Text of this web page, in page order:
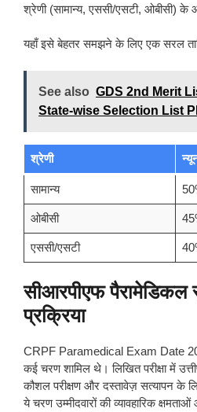
श्रेणी (सामान्य, एससी/एसटी, ओबीसी) के
यहाँ इसे बेहतर समझने के लिए एक सरल
See also GDS 2nd Merit
State-wise Selection List
श्रेणी
सामान्य
ओबीसी
एससी/एसटी
सीआरपीएफ पैरामेडिकल
प्रक्रिया
CRPF Paramedical Exam Date
कई चरण शामिल थे। लिखित परीक्षा में
कौशल परीक्षण और दस्तावेज़ सत्यापन के
ये चरण उम्मीदवारों की व्यावहारिक